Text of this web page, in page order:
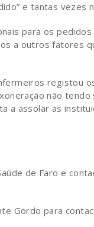
e tantas vezes
para os
a outros fatores
registou
não tendo
a assolar as
de Faro e
Gordo para